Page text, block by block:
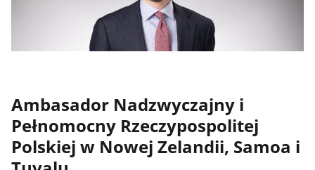
Ambasador Nadzwyczajny i
Pełnomocny Rzeczypospolitej
Polskiej w Nowej Zelandii, Samoa i